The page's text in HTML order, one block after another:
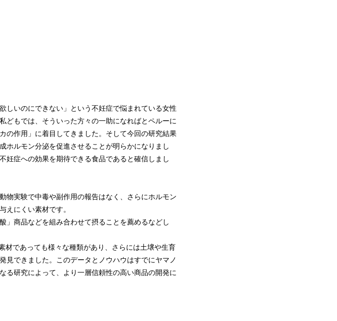
しいのにできない」という不妊症で悩まれている女性
どもでは、そういった方々の一助になればとペルーに
の作用」に着目してきました。そして今回の研究結果
ホルモン分泌を促進させることが明らかになりまし
妊症への効果を期待できる食品であると確信しまし
物実験で中毒や副作用の報告はなく、さらにホルモン
えにくい素材です。
」商品などを組み合わせて摂ることを薦めるなどし
材であっても様々な種類があり、さらには土壌や生育
見できました。このデータとノウハウはすでにヤマノ
る研究によって、より一層信頼性の高い商品の開発に